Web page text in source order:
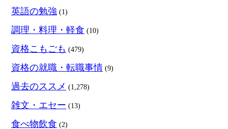
英語の勉強 (1)
調理・料理・軽食 (10)
資格こもごも (479)
資格の就職・転職事情 (9)
過去のススメ (1,278)
雑文・エセー (13)
食べ物飲食 (2)